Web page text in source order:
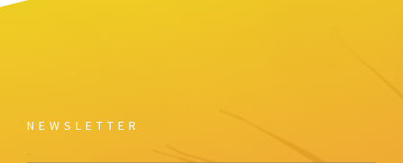
NEWSLETTER